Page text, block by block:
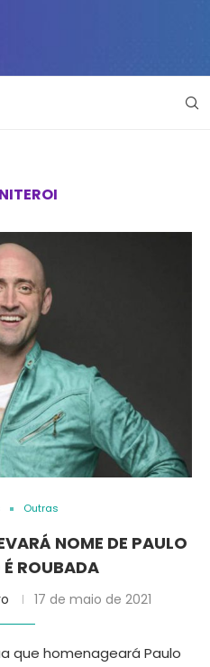
NITEROI
Outras
NOME DE PAULO
ROUBADA
17 de maio de 2021
que homenageará Paulo